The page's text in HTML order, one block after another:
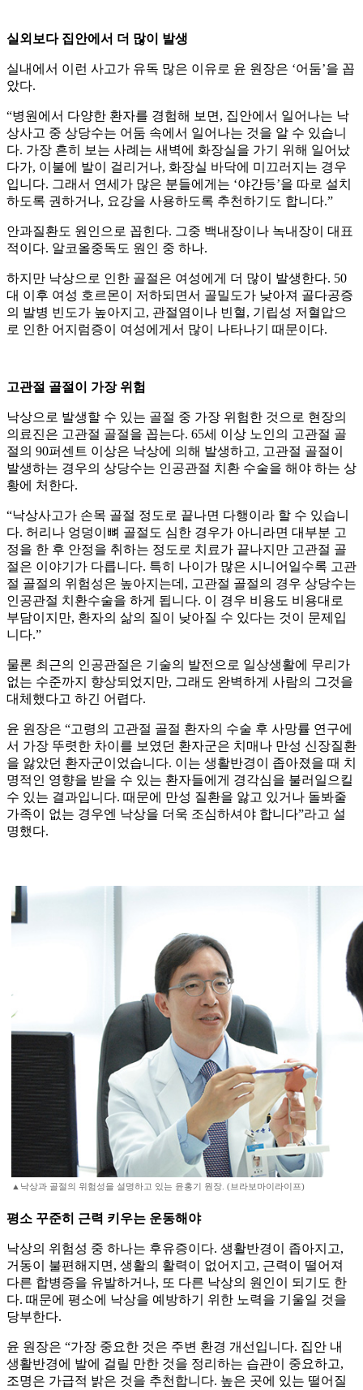
실외보다 집안에서 더 많이 발생
실내에서 이런 사고가 유독 많은 이유로 윤 원장은 ‘어둠’을 꼽
았다.
“병원에서 다양한 환자를 경험해 보면, 집안에서 일어나는 낙
상사고 중 상당수는 어둠 속에서 일어나는 것을 알 수 있습니
다. 가장 흔히 보는 사례는 새벽에 화장실을 가기 위해 일어났
다가, 이불에 발이 걸리거나, 화장실 바닥에 미끄러지는 경우
입니다. 그래서 연세가 많은 분들에게는 ‘야간등’을 따로 설치
하도록 권하거나, 요강을 사용하도록 추천하기도 합니다.”
안과질환도 원인으로 꼽힌다. 그중 백내장이나 녹내장이 대표
적이다. 알코올중독도 원인 중 하나.
하지만 낙상으로 인한 골절은 여성에게 더 많이 발생한다. 50
대 이후 여성 호르몬이 저하되면서 골밀도가 낮아져 골다공증
의 발병 빈도가 높아지고, 관절염이나 빈혈, 기립성 저혈압으
로 인한 어지럼증이 여성에게서 많이 나타나기 때문이다.
고관절 골절이 가장 위험
낙상으로 발생할 수 있는 골절 중 가장 위험한 것으로 현장의
의료진은 고관절 골절을 꼽는다. 65세 이상 노인의 고관절 골
절의 90퍼센트 이상은 낙상에 의해 발생하고, 고관절 골절이
발생하는 경우의 상당수는 인공관절 치환 수술을 해야 하는 상
황에 처한다.
“낙상사고가 손목 골절 정도로 끝나면 다행이라 할 수 있습니
다. 허리나 엉덩이뼈 골절도 심한 경우가 아니라면 대부분 고
정을 한 후 안정을 취하는 정도로 치료가 끝나지만 고관절 골
절은 이야기가 다릅니다. 특히 나이가 많은 시니어일수록 고관
절 골절의 위험성은 높아지는데, 고관절 골절의 경우 상당수는
인공관절 치환수술을 하게 됩니다. 이 경우 비용도 비용대로
부담이지만, 환자의 삶의 질이 낮아질 수 있다는 것이 문제입
니다.”
물론 최근의 인공관절은 기술의 발전으로 일상생활에 무리가
없는 수준까지 향상되었지만, 그래도 완벽하게 사람의 그것을
대체했다고 하긴 어렵다.
윤 원장은 “고령의 고관절 골절 환자의 수술 후 사망률 연구에
서 가장 뚜렷한 차이를 보였던 환자군은 치매나 만성 신장질환
을 앓았던 환자군이었습니다. 이는 생활반경이 좁아졌을 때 치
명적인 영향을 받을 수 있는 환자들에게 경각심을 불러일으킬
수 있는 결과입니다. 때문에 만성 질환을 앓고 있거나 돌봐줄
가족이 없는 경우엔 낙상을 더욱 조심하셔야 합니다”라고 설
명했다.
▲낙상과 골절의 위험성을 설명하고 있는 윤홍기 원장. (브라보마이라이프)
평소 꾸준히 근력 키우는 운동해야
낙상의 위험성 중 하나는 후유증이다. 생활반경이 좁아지고,
거동이 불편해지면, 생활의 활력이 없어지고, 근력이 떨어져
다른 합병증을 유발하거나, 또 다른 낙상의 원인이 되기도 한
다. 때문에 평소에 낙상을 예방하기 위한 노력을 기울일 것을
당부한다.
윤 원장은 “가장 중요한 것은 주변 환경 개선입니다. 집안 내
생활반경에 발에 걸릴 만한 것을 정리하는 습관이 중요하고,
조명은 가급적 밝은 것을 추천합니다. 높은 곳에 있는 떨어질